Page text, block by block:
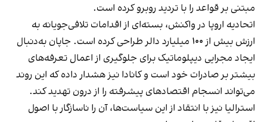
مبتنی بر قواعد را با تردید روبرو کرده است.
اتحادیه اروپا در واکنش، بسته‌ای از اقدامات تلافی‌جویانه به
ارزش بیش از ۱۰۰ میلیارد دالر طراحی کرده است. جاپان به‌دنبال
ایجاد مجرایی دیپلوماتیک برای جلوگیری از اعمال تعرفه‌های
بیشتر بر صادرات خود است و کانادا نیز هشدار داده که این روند
می‌تواند انسجام اقتصادهای پیشرفته را از درون تهدید کند.
استرالیا نیز با انتقاد از این سیاست‌ها، آن را ناسازگار با اصول